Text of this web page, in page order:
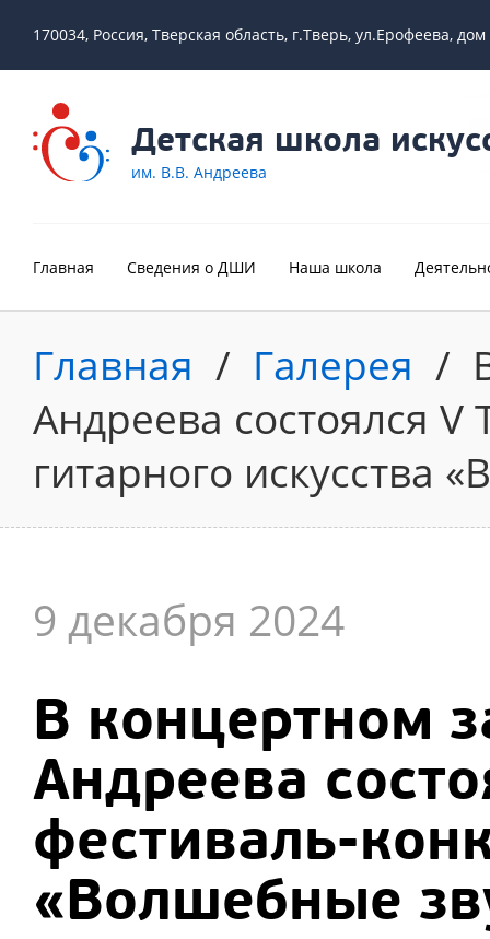
170034, Россия, Тверская область, г.Тверь, ул.Ерофеева,
Детская школа
им. В.В. Андреева
Главная Сведения о ДШИ Наша школа
Главная / Галерея /
Андреева состоялся
гитарного искусства
9 декабря 2024
В концертном
Андреева
фестиваль-
«Волшебные